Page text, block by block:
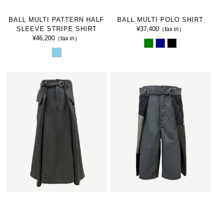
BALL MULTI PATTERN HALF
SLEEVE STRIPE SHIRT
¥46,200 （tax in）
BALL MULTI POLO SHIRT
¥37,400（tax in）